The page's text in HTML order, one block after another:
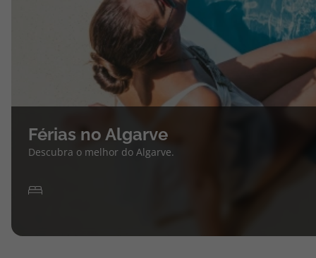
Férias no Algarve
Descubra o melhor do Algarve.